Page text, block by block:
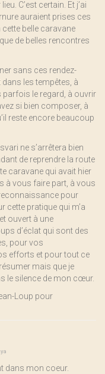
C’est certain. Et j’ai
auraient prises ces
cette belle caravane
de belles rencontres
sans ces rendez-
dans les tempêtes, à
parfois le regard, à ouvrir
si bien composer, à
reste encore beaucoup
ne s’arrêtera bien
de reprendre la route
caravane qui avait hier
à vous faire part, à vous
pour
pratique qui m’a
ouvert à une
d’éclat qui sont des
pour vos
efforts et pour tout ce
mais que je
le silence de mon cœur.
Loup pour
dans mon coeur.